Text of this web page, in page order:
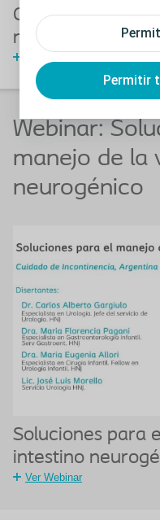
Permitir
Capacitación de
neurogénico
Webinar:
manejo de la
neurogénico
Soluciones para
intestino
Ver Webinar